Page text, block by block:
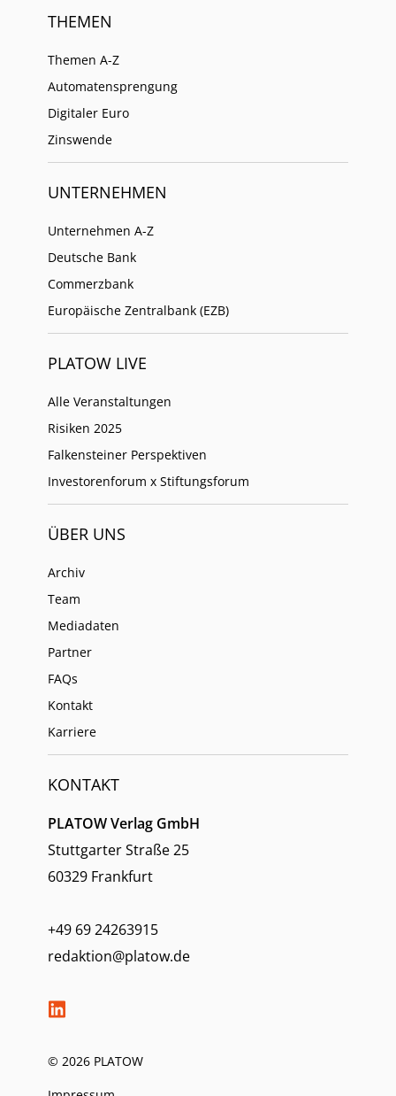
THEMEN
Themen A-Z
Automatensprengung
Digitaler Euro
Zinswende
UNTERNEHMEN
Unternehmen A-Z
Deutsche Bank
Commerzbank
Europäische Zentralbank (EZB)
PLATOW LIVE
Alle Veranstaltungen
Risiken 2025
Falkensteiner Perspektiven
Investorenforum x Stiftungsforum
ÜBER UNS
Archiv
Team
Mediadaten
Partner
FAQs
Kontakt
Karriere
KONTAKT
PLATOW Verlag GmbH
Stuttgarter Straße 25
60329 Frankfurt
+49 69 24263915
redaktion@platow.de
© 2026 PLATOW